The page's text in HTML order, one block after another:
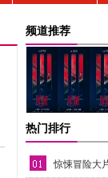
频道推荐
热门排行
惊悚冒险大